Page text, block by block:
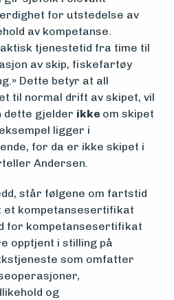
for utstedelse av
av kompetanse.
tjenestetid fra time til
av skip, fiskefartøy
» Dette betyr at all
til normal drift av skipet, vil
dette gjelder ikke om skipet
ligger i
for da er ikke skipet i
Andersen.
står følgene om fartstid
et kompetansesertifikat
for kompetansesertifikat
opptjent i stilling på
som omfatter
og